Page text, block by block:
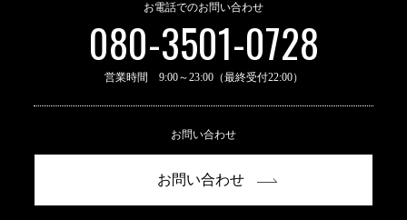
お電話でのお問い合わせ
080-3501-0728
営業時間 9:00～23:00（最終受付22:00）
お問い合わせ
お問い合わせ